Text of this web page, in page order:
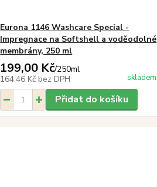
Eurona 1146 Washcare Special -
Impregnace na Softshell a voděodolné
membrány, 250 ml
199,00 Kč/250ml
164,46 Kč bez DPH skladem
Přidat do košíku